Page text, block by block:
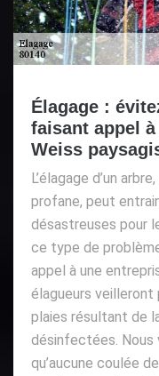
Élagage :
faisant appel
Weiss
L’élagage d’un
profane, peut
désastreuses pour
ce type de
appel à une
élagueurs
plaies résultant de
désinfectées. Nous
qu’aucune coulée